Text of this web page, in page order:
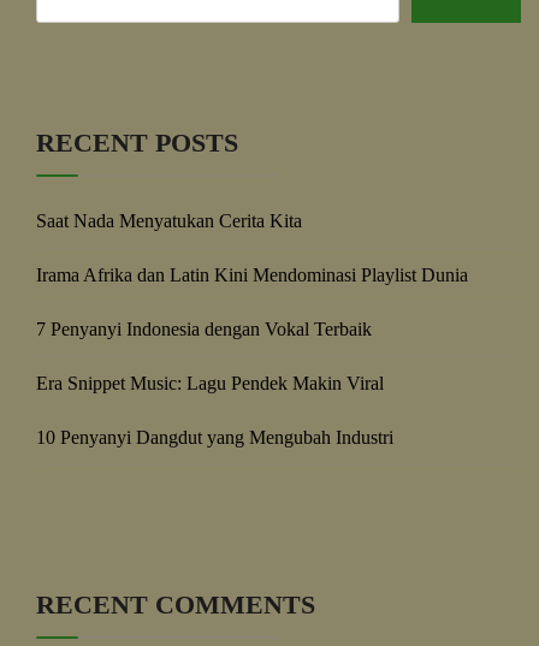
RECENT POSTS
Saat Nada Menyatukan Cerita Kita
Irama Afrika dan Latin Kini Mendominasi Playlist Dunia
7 Penyanyi Indonesia dengan Vokal Terbaik
Era Snippet Music: Lagu Pendek Makin Viral
10 Penyanyi Dangdut yang Mengubah Industri
RECENT COMMENTS